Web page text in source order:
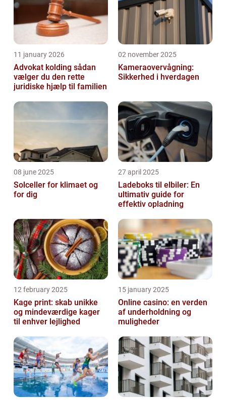
11 january 2026
Advokat kolding sådan
vælger du den rette
juridiske hjælp til familien
02 november 2025
Kameraovervågning:
Sikkerhed i hverdagen
08 june 2025
Solceller for klimaet og
for dig
27 april 2025
Ladeboks til elbiler: En
ultimativ guide for
effektiv opladning
12 february 2025
Kage print: skab unikke
og mindeværdige kager
til enhver lejlighed
15 january 2025
Online casino: en verden
af underholdning og
muligheder